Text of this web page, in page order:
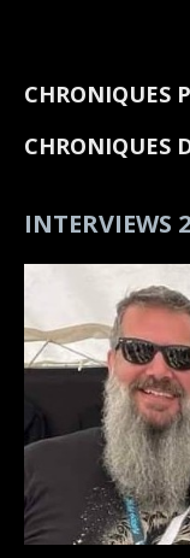
CHRONIQUES
CHRONIQUES
INTERVIEWS